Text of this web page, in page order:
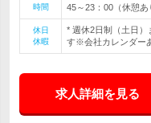
時間
45～23：00（休憩あ
休日
休暇
* 週休2日制（土日）
す※会社カレンダー
求人詳細を見る